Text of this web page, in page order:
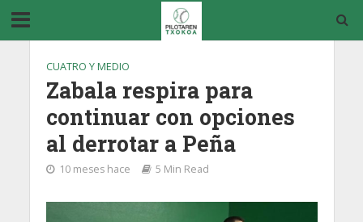
CUATRO Y MEDIO
Zabala respira para
continuar con opciones
al derrotar a Peña
10 meses hace 5 Min Read